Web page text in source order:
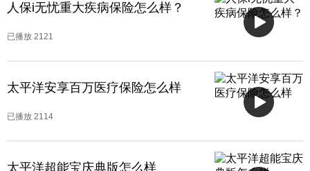
人保i无忧重大疾病保险怎么样？
已播放 2121
太平洋安享百万医疗保险怎么样
已播放 2114
太平洋超能宝庆典版怎么样